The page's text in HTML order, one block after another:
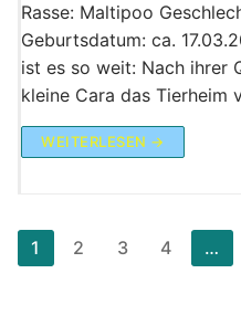
Rasse: Maltipoo
Geburtsdatum: ca.
ist es so weit: Nach ihrer
kleine Cara das Tierheim
WEITERLESEN →
der
1 2 3 4 …